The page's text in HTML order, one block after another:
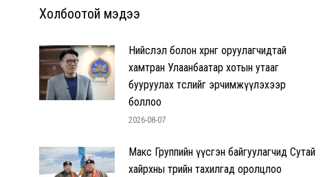
Холбоотой мэдээ
Нийслэл болон хөрөнгө оруулагчидтай
хамтран Улаанбаатар хотын утааг
бууруулах төслийг эрчимжүүлэхээр
боллоо
2026-08-07
Макс Группийн үүсгэн байгуулагчид Сутай
хайрхны төрийн тахилгад оролцлоо